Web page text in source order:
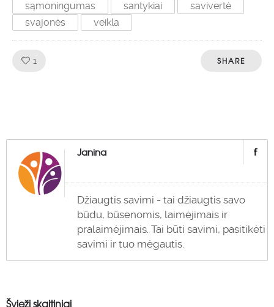
sąmoningumas
santykiai
savivertė
svajonės
veikla
1 SHARE
Janina
Džiaugtis savimi - tai džiaugtis savo
būdu, būsenomis, laimėjimais ir
pralaimėjimais. Tai būti savimi, pasitikėti
savimi ir tuo mėgautis.
Švieži skaitiniai
0 0